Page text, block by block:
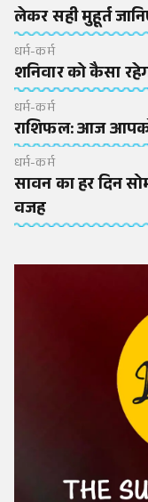
लेकर सही मुहूर्त
धर्म-कर्म
शनिवार को कैसा
धर्म-कर्म
राशिफल: आज आपको
धर्म-कर्म
सावन का हर दिन
वजह